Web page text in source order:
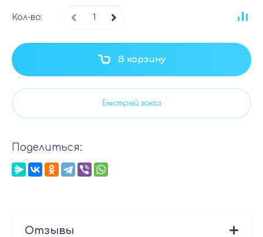
Кол-во:
В корзину
Быстрый заказ
Поделиться:
Отзывы